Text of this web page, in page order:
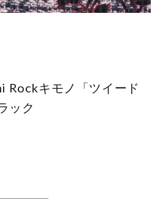
Rockキモノ「ツイード
ック